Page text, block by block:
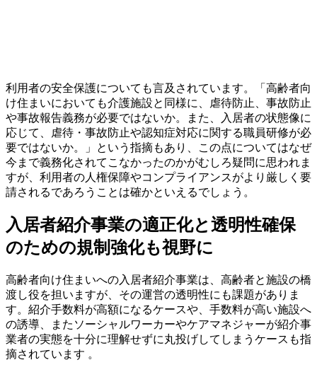
利用者の安全保護についても言及されています。「高齢者向
け住まいにおいても介護施設と同様に、虐待防止、事故防止
や事故報告義務が必要ではないか。また、入居者の状態像に
応じて、虐待・事故防止や認知症対応に関する職員研修が必
要ではないか。」という指摘もあり、この点についてはなぜ
今まで義務化されてこなかったのかがむしろ疑問に思われま
すが、利用者の人権保障やコンプライアンスがより厳しく要
請されるであろうことは確かといえるでしょう。
入居者紹介事業の適正化と透明性確保
のための規制強化も視野に
高齢者向け住まいへの入居者紹介事業は、高齢者と施設の橋
渡し役を担いますが、その運営の透明性にも課題がありま
す。紹介手数料が高額になるケースや、手数料が高い施設へ
の誘導、またソーシャルワーカーやケアマネジャーが紹介事
業者の実態を十分に理解せずに丸投げしてしまうケースも指
摘されています 。